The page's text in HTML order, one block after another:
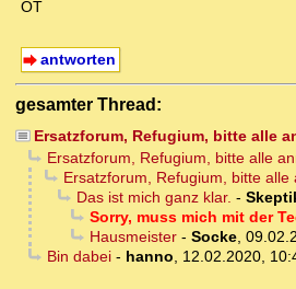
OT
antworten
gesamter Thread:
Ersatzforum, Refugium, bitte alle
Ersatzforum, Refugium, bitte alle
Ersatzforum, Refugium, bitte alle
Das ist mich ganz klar. -
Sorry, muss mich mit der
Hausmeister- Socke,
Bin dabei- hanno, 12.02.2020,